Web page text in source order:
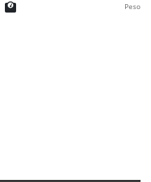
Peso